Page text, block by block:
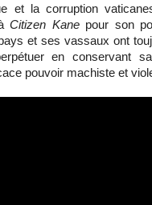
et la corruption
àCitizen Kanepour son
et ses vassaux ont
en conservant
pouvoir machiste et